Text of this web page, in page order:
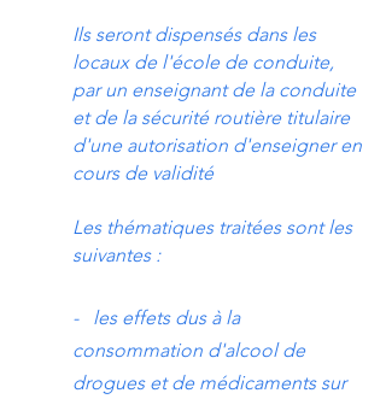
Ils seront dispensés dans les
locaux de l'école de conduite,
par un enseignant de la conduite
et de la sécurité routière titulaire
d'une autorisation d'enseigner en
cours de validité
Les thématiques traitées sont les
suivantes :
- les effets dus à la
consommation d'alcool de
drogues et de médicaments sur